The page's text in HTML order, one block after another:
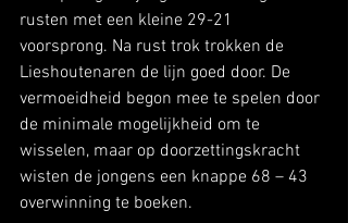
rusten met een kleine 29-21
voorsprong. Na rust trok trokken de
Lieshoutenaren de lijn goed door. De
vermoeidheid begon mee te spelen door
de minimale mogelijkheid om te
wisselen, maar op doorzettingskracht
wisten de jongens een knappe 68 – 43
overwinning te boeken.